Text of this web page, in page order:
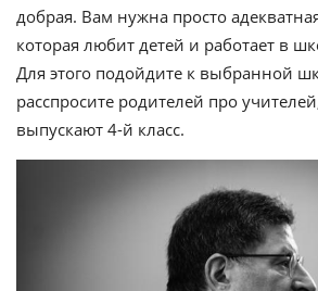
добрая. Вам нужна просто
которая любит детей и работает в
Для этого подойдите к выбранной
расспросите родителей про
выпускают 4-й класс.